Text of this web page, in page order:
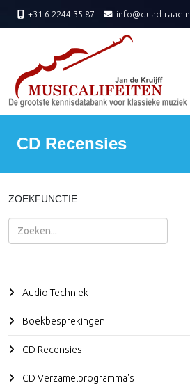
+31 6 2244 35 87 info@quad-raad.nl
CD Recensies
ZOEKFUNCTIE
Zoeken
Audio Techniek
Boekbesprekingen
CD Recensies
CD Verzamelprogramma's